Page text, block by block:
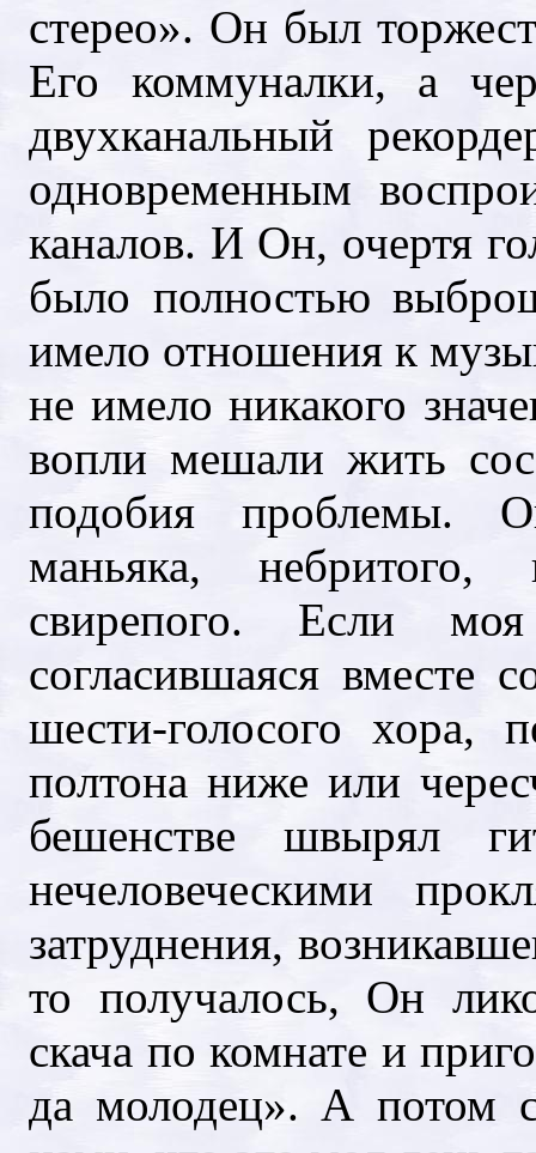
стерео». Он был
Его коммуналки, а
двухканальный
одновременным
каналов. И Он, очертя
было полностью
имело отношения к
не имело никакого
вопли мешали жить
подобия проблемы.
маньяка, небритого,
свирепого. Если моя
согласившаяся
шести-голосого хора,
полтона ниже или
бешенстве швырял
нечеловеческими
затруднения,
то получалось, Он
скача по комнате и
да молодец». А потом